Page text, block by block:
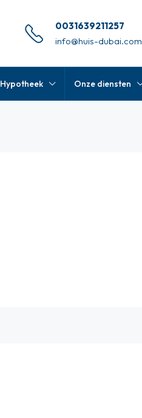
0031639211257
info@huis-dubai.com
Hypotheek Onze diensten